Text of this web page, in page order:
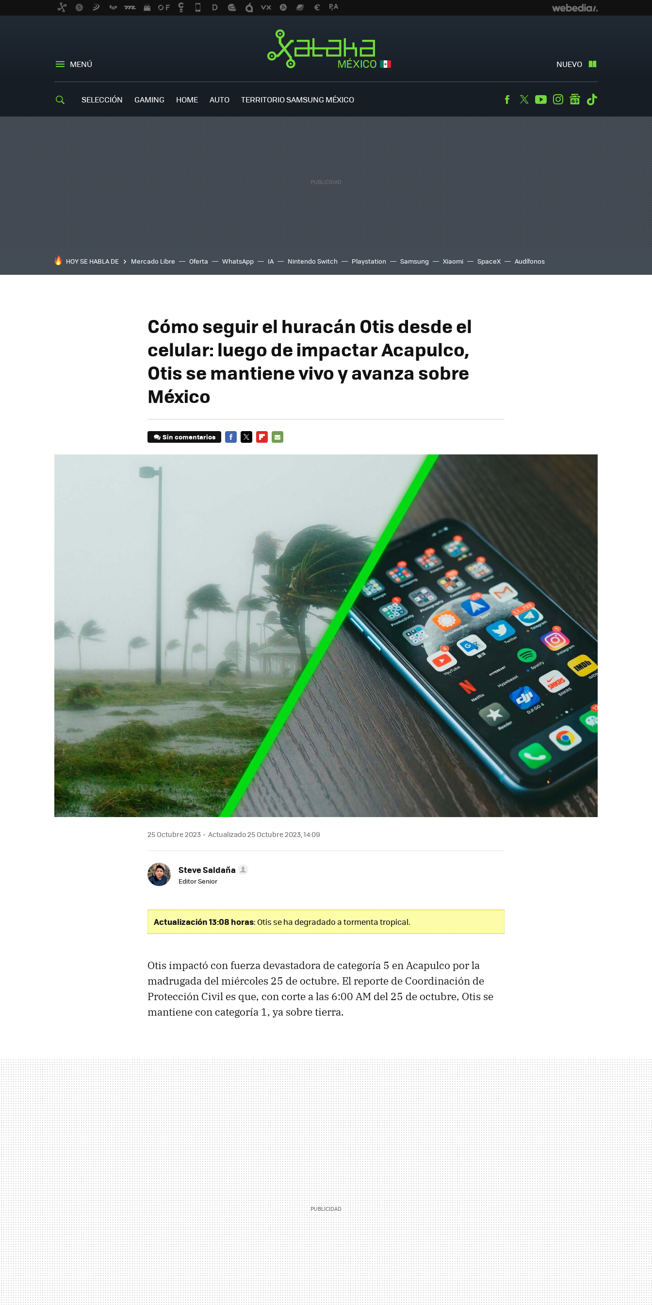
MENÚ NUEVO
SELECCIÓN GAMING HOME AUTO TERRITORIO SAMSUNG MÉXICO Facebook
TwitterYoutubeInstagramgooglenews
HOY SE HABLA DE Mercado Libre Oferta WhatsApp IA Nintendo Switch Playstation Samsung Xiaomi SpaceX Audífonos
Cómo seguir el huracán Otis desde el
celular: luego de impactar Acapulco,
Otis se mantiene vivo y avanza sobre
México
Sin comentarios
25 Octubre 2023 Actualizado 25 Octubre 2023, 14:09
Steve Saldaña
Editor Senior
Actualización 13:08 horas: Otis se ha degradado a tormenta tropical.
Otis impactó con fuerza devastadora de categoría 5 en Acapulco por la
madrugada del miércoles 25 de octubre. El reporte de Coordinación de
Protección Civil es que, con corte a las 6:00 AM del 25 de octubre, Otis se
mantiene con categoría 1, ya sobre tierra.